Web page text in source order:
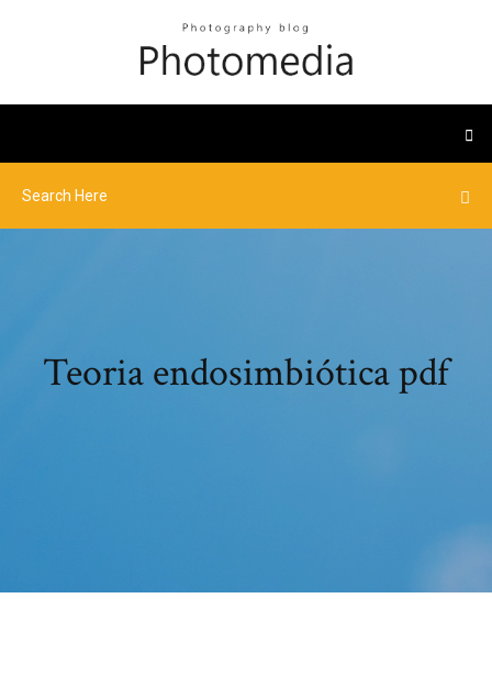
Teoria endosimbiótica pdf